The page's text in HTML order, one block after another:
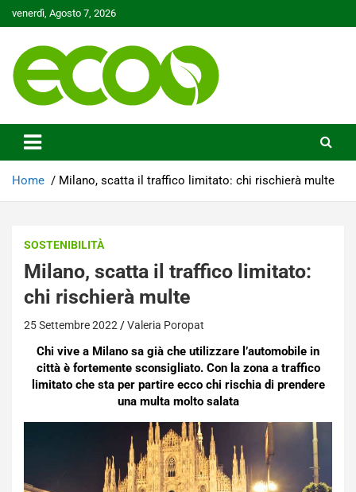
to
venerdì, Agosto 7, 2026
Ecoo.it
Home Milano, scatta il traffico limitato: chi rischierà multe
SOSTENIBILITÀ
Milano, scatta il traffico limitato:
chi rischierà multe
25 Settembre 2022 Valeria Poropat
Chi vive a Milano sa già che utilizzare l’automobile in
città è fortemente sconsigliato. Con la zona a traffico
limitato che sta per partire ecco chi rischia di prendere
una multa molto salata